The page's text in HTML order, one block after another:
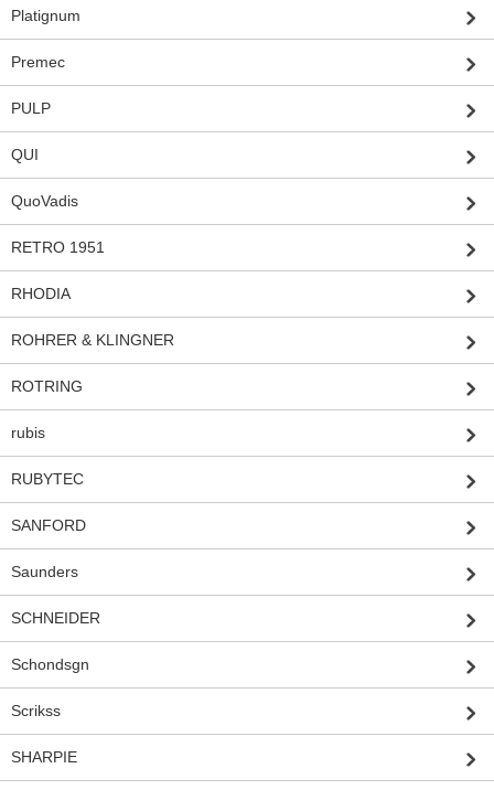
Platignum
Premec
PULP
QUI
QuoVadis
RETRO 1951
RHODIA
ROHRER & KLINGNER
ROTRING
rubis
RUBYTEC
SANFORD
Saunders
SCHNEIDER
Schondsgn
Scrikss
SHARPIE